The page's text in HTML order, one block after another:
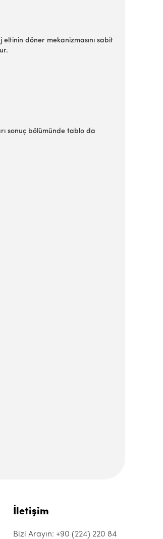
döner mekanizmasını sabit
sonuç bölümünde tablo da
İletişim
Bizi Arayın: +90 (224) 220 84